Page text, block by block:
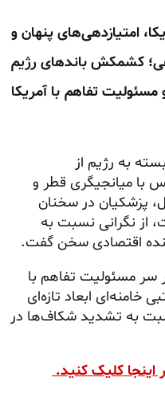
امتیازدهی‌های پنهان و
کشمکش باندهای رژیم
تفاهم با آمریکا
به رژیم از
با میانجیگری قطر و
پزشکیان در سخنان
از نگرانی نسبت به
اقتصادی سخن گفت.
سر مسئولیت تفاهم با
خامنه‌ای ابعاد تازه‌ای
به تشدید شکاف‌ها در
اینجا کلیک کنید.